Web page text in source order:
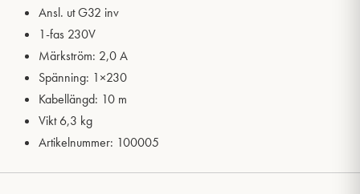
Ansl. ut G32 inv
1-fas 230V
Märkström: 2,0 A
Spänning: 1×230
Kabellängd: 10 m
Vikt 6,3 kg
Artikelnummer: 100005